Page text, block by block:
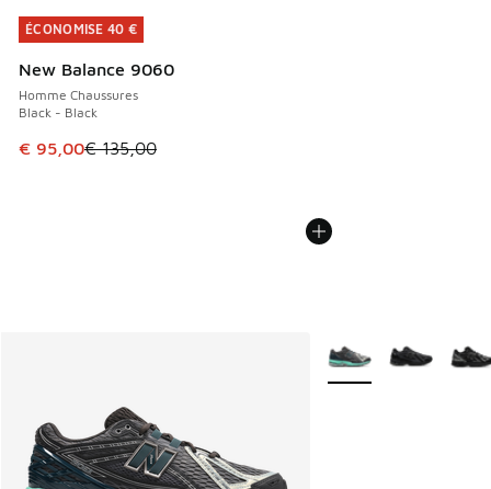
ÉCONOMISE 40 €
New Balance 9060
Homme Chaussures
Black - Black
Cet article est en promotion. Prix en baisse de € 135,00 à
€ 95,00€ 135,00
ÉCONOMISE 40 €
Plus de couleurs